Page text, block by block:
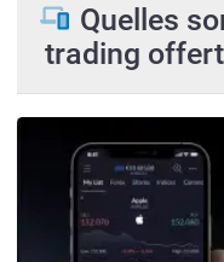
Quelles
trading